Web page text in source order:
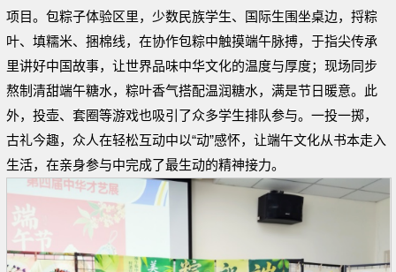
项目。包粽子体验区里，少数民族学生、国际生围坐桌边，捋粽
叶、填糯米、捆棉线，在协作包粽中触摸端午脉搏，于指尖传承
里讲好中国故事，让世界品味中华文化的温度与厚度；现场同步
熬制清甜端午糖水，粽叶香气搭配温润糖水，满是节日暖意。此
外，投壶、套圈等游戏也吸引了众多学生排队参与。一投一掷，
古礼今趣，众人在轻松互动中以“动”感怀，让端午文化从书本走入
生活，在亲身参与中完成了最生动的精神接力。